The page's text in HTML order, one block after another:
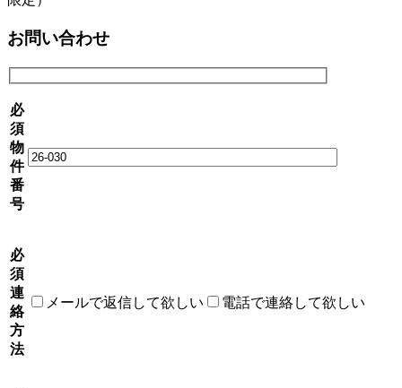
お問い合わせ
必
須
物
件
番
号
必
須
連
絡
方
法
メールで返信して欲しい 電話で連絡して欲しい